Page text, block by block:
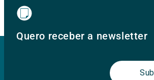
Quero receber a newsletter